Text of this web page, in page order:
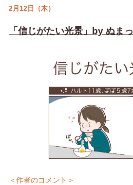
2月12日（木）
「信じがたい光景」by ぬま
＜作者のコメント＞